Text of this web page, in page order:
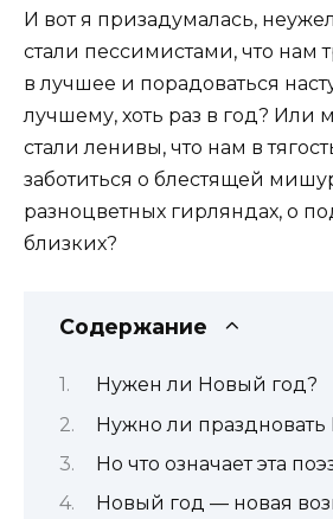
И вот я призадумалась,
стали пессимистами, что нам
в лучшее и порадоваться
лучшему, хоть раз в год? Или
стали ленивы, что нам в
заботиться о блестящей
разноцветных гирляндах, о
близких?
Содержание
Нужен ли Новый год?
Нужно ли
Но что означает эта
Новый год — новая